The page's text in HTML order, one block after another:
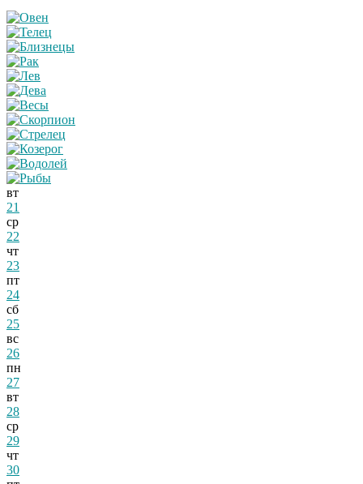
вт
21
ср
22
чт
23
пт
24
сб
25
вс
26
пн
27
вт
28
ср
29
чт
30